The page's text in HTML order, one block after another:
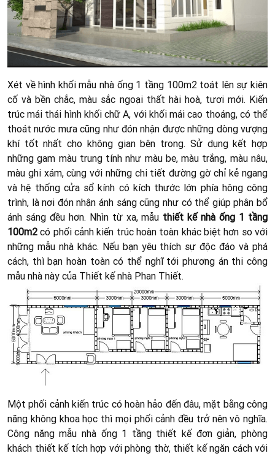
Xét về hình khối mẫu nhà ống 1 tầng 100m2 toát lên sự kiên
cố và bền chắc, màu sắc ngoại thất hài hoà, tươi mới. Kiến
trúc mái thái hình khối chữ A, với khối mái cao thoáng, có thể
thoát nước mưa cũng như đón nhận được những dòng vượng
khí tốt nhất cho không gian bên trong. Sử dụng kết hợp
những gam màu trung tính như màu be, màu trắng, màu nâu,
màu ghi xám, cùng với những chi tiết đường gờ chỉ kẻ ngang
và hệ thống cửa sổ kính có kích thước lớn phía hông công
trình, là nơi đón nhận ánh sáng cũng như có thể giúp phân bổ
ánh sáng đều hơn. Nhìn từ xa, mẫu thiết kế nhà ống 1 tầng
100m2 có phối cảnh kiến trúc hoàn toàn khác biệt hơn so với
những mẫu nhà khác. Nếu bạn yêu thích sự độc đáo và phá
cách, thì bạn hoàn toàn có thể nghĩ tới phương án thi công
mẫu nhà này của Thiết kế nhà Phan Thiết.
Một phối cảnh kiến trúc có hoàn hảo đến đâu, mặt bằng công
năng không khoa học thì mọi phối cảnh đều trở nên vô nghĩa.
Công năng mẫu nhà ống 1 tầng thiết kế đơn giản, phòng
khách thiết kế tích hợp với phòng thờ, thiết kế ngăn cách với